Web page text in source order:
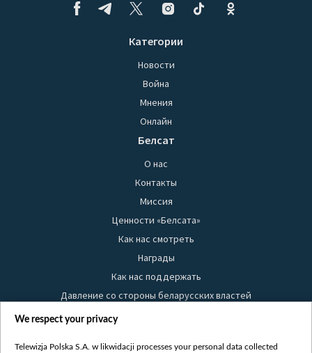
Категории
Новости
Война
Мнения
Онлайн
Белсат
О нас
Контакты
Миссия
Ценности «Белсата»
Как нас смотреть
Награды
Как нас поддержать
Давление со стороны беларусских властей
Правила использования материалов
We respect your privacy
Telewizja Polska S.A. w likwidacji processes your personal data collected